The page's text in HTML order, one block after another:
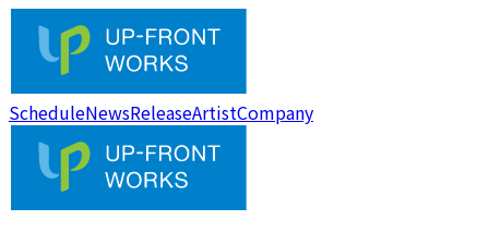
ScheduleNewsReleaseArtistCompany